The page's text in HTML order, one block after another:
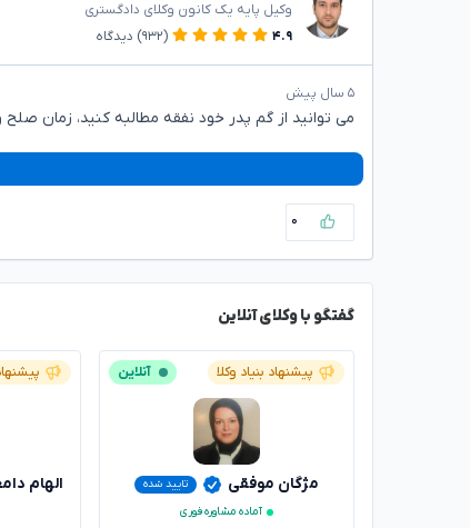
وکیل پایه یک کانون وکلای دادگستری
۴.۹
(۹۳۲) دیدگاه
۵ سال پیش
می توانید از گم پدر خود نفقه مطالبه کنید، زمان
۰
گفتگو با وکلای آنلاین
پیشنهاد بنیاد وکلا آنلاین
مژگان موفقی
تایید شده
آماده مشاوره فوری
الهام